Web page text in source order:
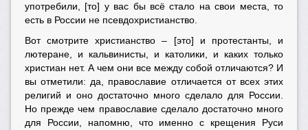
употребили, [то] у вас бы всё стало на свои места, то
есть в России не псевдохристианство.
Вот смотрите христианство – [это] и протестанты, и
лютеране, и кальвинисты, и католики, и каких только
христиан нет. А чем они все между собой отличаются? И
вы отметили: да, православие отличается от всех этих
религий и оно достаточно много сделало для России.
Но прежде чем православие сделало достаточно много
для России, напомню, что именно с крещения Руси